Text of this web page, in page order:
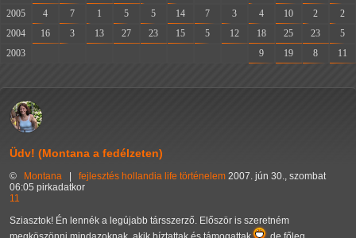
2005
4 7 1 5 5 14 7 3 4 10 2
2
2004
16 3 13 27 23 15 5 12 18 25 23
5
2003
9 19 8 11
Üdv! (Montana a fedélzeten)
© Montana fejlesztés hollandia life történelem 2007. jún 30., szombat
06:05 pirkadatkor
11
Sziasztok! Én lennék a legújabb társszerző. Először is szeretném